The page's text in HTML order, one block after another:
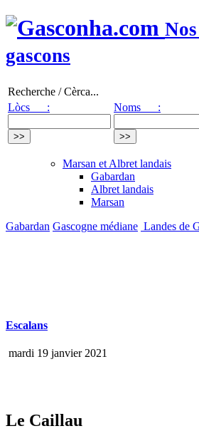
gascons
Recherche / Cèrca...
Lòcs :
Noms :
Marsan et Albret landais
Gabardan
Albret landais
Marsan
Gabardan Gascogne médiane Landes de
Escalans
mardi 19 janvier 2021
Le Caillau